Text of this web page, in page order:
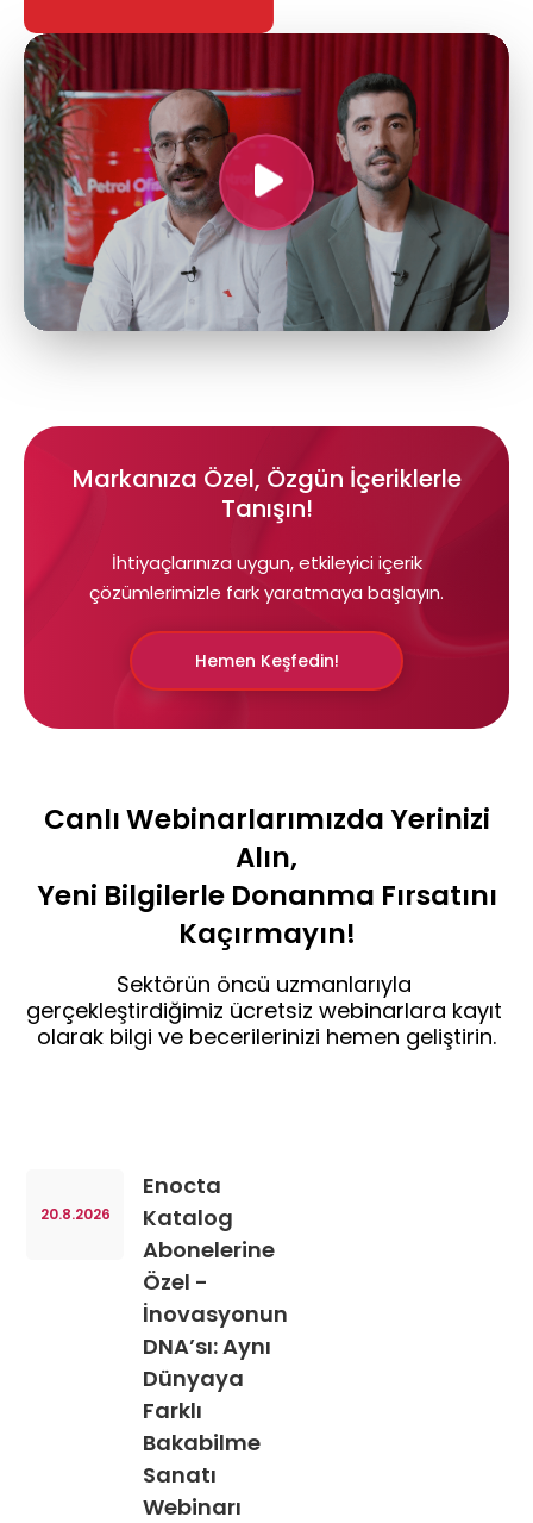
Markanıza Özel, Özgün İçeriklerle
Tanışın!
İhtiyaçlarınıza uygun, etkileyici içerik
çözümlerimizle fark yaratmaya başlayın.
Hemen Keşfedin!
Canlı Webinarlarımızda Yerinizi
Alın,
Yeni Bilgilerle Donanma Fırsatını
Kaçırmayın!
Sektörün öncü uzmanlarıyla
gerçekleştirdiğimiz ücretsiz webinarlara kayıt
olarak bilgi ve becerilerinizi hemen geliştirin.
20.8.2026
Enocta
Katalog
Abonelerine
Özel -
İnovasyonun
DNA’sı: Aynı
Dünyaya
Farklı
Bakabilme
Sanatı
Webinarı